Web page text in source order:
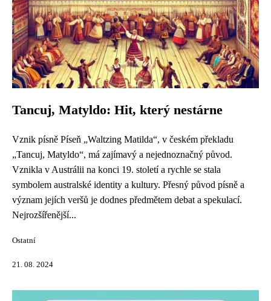
Tancuj, Matyldo: Hit, který nestárne
Vznik písně Píseň „Waltzing Matilda“, v českém překladu
„Tancuj, Matyldo“, má zajímavý a nejednoznačný původ.
Vznikla v Austrálii na konci 19. století a rychle se stala
symbolem australské identity a kultury. Přesný původ písně a
význam jejích veršů je dodnes předmětem debat a spekulací.
Nejrozšířenější...
Ostatní
21. 08. 2024